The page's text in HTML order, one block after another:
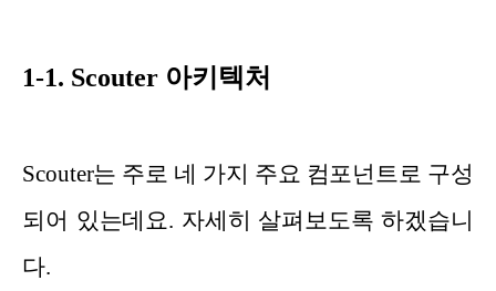
1-1. Scouter 아키텍처
Scouter는 주로 네 가지 주요 컴포넌트로 구성
되어 있는데요. 자세히 살펴보도록 하겠습니
다.